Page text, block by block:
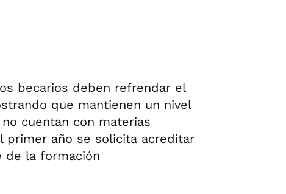
becarios deben refrendar el
que mantienen un nivel
cuentan con materias
primer año se solicita acreditar
de la formación